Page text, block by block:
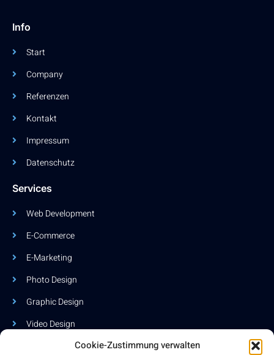
Cookie-Zustimmung verwalten
Info
Start
Company
Referenzen
Kontakt
Impressum
Datenschutz
Services
Web Development
E-Commerce
E-Marketing
Photo Design
Graphic Design
Video Design
So finden Sie uns